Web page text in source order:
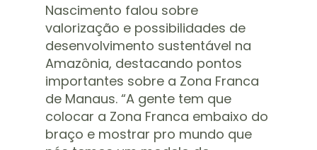
Nascimento falou sobre
valorização e possibilidades de
desenvolvimento sustentável na
Amazônia, destacando pontos
importantes sobre a Zona Franca
de Manaus. “A gente tem que
colocar a Zona Franca embaixo do
braço e mostrar pro mundo que